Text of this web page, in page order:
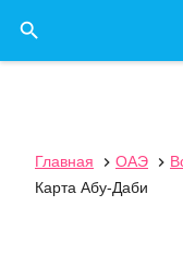

Главная  ОАЭ 
Карта Абу-Даби